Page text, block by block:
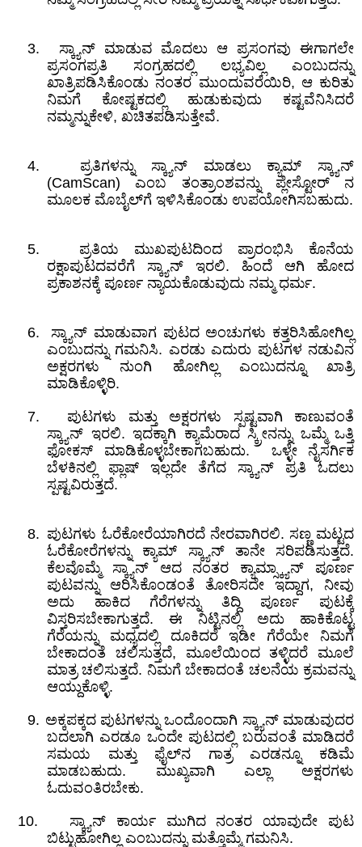
3. ಸ್ಕ್ಯಾನ್‌ ಮಾಡುವ ಮೊದಲು ಆ ಪ್ರಸಂಗವು ಈಗಾಗಲೇ
ಪ್ರಸಂಗಪ್ರತಿ ಸಂಗ್ರಹದಲ್ಲಿ ಲಭ್ಯವಿಲ್ಲ ಎಂಬುದನ್ನು
ಖಾತ್ರಿಪಡಿಸಿಕೊಂಡು ನಂತರ ಮುಂದುವರೆಯಿರಿ, ಆ ಕುರಿತು
ನಿಮಗೆ ಕೋಷ್ಟಕದಲ್ಲಿ ಹುಡುಕುವುದು ಕಷ್ಟವೆನಿಸಿದರೆ
ನಮ್ಮನ್ನುಕೇಳಿ, ಖಚಿತಪಡಿಸುತ್ತೇವೆ.
4. ಪ್ರತಿಗಳನ್ನು ಸ್ಕ್ಯಾನ್‌ ಮಾಡಲು ಕ್ಯಾಮ್ ಸ್ಕ್ಯಾನ್
(CamScan)ಎಂಬ ತಂತ್ರಾಂಶವನ್ನು ಪ್ಲೇಸ್ಟೋರ್‌ ನ
ಮೂಲಕ ಮೊಬೈಲ್ಗೆ ಇಳಿಸಿಕೊಂಡು ಉಪಯೋಗಿಸಬಹುದು.
5.
ಪ್ರತಿಯ ಮುಖಪುಟದಿಂದ ಪ್ರಾರಂಭಿಸಿ ಕೊನೆಯ
ರಕ್ಷಾಪುಟದವರೆಗೆ ಸ್ಕ್ಯಾನ್
ಇರಲಿ. ಹಿಂದೆ ಆಗಿ ಹೋದ
ಪ್ರಕಾಶನಕ್ಕೆ ಪೂರ್ಣ ನ್ಯಾಯಕೊಡುವುದು ನಮ್ಮ ಧರ್ಮ.
6. ಸ್ಕ್ಯಾನ್ ಮಾಡುವಾಗ ಪುಟದ ಅಂಚುಗಳು ಕತ್ತರಿಸಿಹೋಗಿಲ್ಲ
ಎಂಬುದನ್ನು ಗಮನಿಸಿ. ಎರಡು ಎದುರು ಪುಟಗಳ ನಡುವಿನ
ಅಕ್ಷರಗಳು ನುಂಗಿ ಹೋಗಿಲ್ಲ ಎಂಬುದನ್ನೂ ಖಾತ್ರಿ
ಮಾಡಿಕೊಳ್ಳಿರಿ.
7.
ಪುಟಗಳು ಮತ್ತು ಅಕ್ಷರಗಳು ಸ್ಪಷ್ಟವಾಗಿ ಕಾಣುವಂತೆ
ಸ್ಕ್ಯಾನ್ ಇರಲಿ. ಇದಕ್ಕಾಗಿ ಕ್ಯಾಮೆರಾದ ಸ್ಕ್ರೀನನ್ನು ಒಮ್ಮೆ ಒತ್ತಿ
ಫೋಕಸ್‌ ಮಾಡಿಕೊಳ್ಳಬೇಕಾಗಬಹುದು.
ಒಳ್ಳೇ ನೈಸರ್ಗಿಕ
ಬೆಳಕಿನಲ್ಲಿ ಫ್ಲಾಷ್‌ ಇಲ್ಲದೇ ತೆಗೆದ ಸ್ಕ್ಯಾನ್‌ ಪ್ರತಿ ಓದಲು
ಸ್ಪಷ್ಟವಿರುತ್ತದೆ.
8. ಪುಟಗಳು ಓರೆಕೋರೆಯಾಗಿರದೆ ನೇರವಾಗಿರಲಿ. ಸಣ್ಣ ಮಟ್ಟದ
ಓರೆಕೋರೆಗಳನ್ನು ಕ್ಯಾಮ್‌ ಸ್ಕ್ಯಾನ್‌ ತಾನೇ ಸರಿಪಡಿಸುತ್ತದೆ.
ಕೆಲವೊಮ್ಮೆ ಸ್ಕ್ಯಾನ್‌ ಆದ ನಂತರ ಕ್ಯಾಮ್ಸ್ಕ್ಯಾನ್‌ ಪೂರ್ಣ
ಪುಟವನ್ನು ಆರಿಸಿಕೊಂಡಂತೆ ತೋರಿಸದೇ ಇದ್ದಾಗ, ನೀವು
ಅದು ಹಾಕಿದ ಗೆರೆಗಳನ್ನು ತಿದ್ದಿ ಪೂರ್ಣ ಪುಟಕ್ಕೆ
ವಿಸ್ತರಿಸಬೇಕಾಗುತ್ತದೆ. ಈ ನಿಟ್ಟಿನಲ್ಲಿ ಅದು ಹಾಕಿಕೊಟ್ಟ
ಗೆರೆಯನ್ನು ಮಧ್ಯದಲ್ಲಿ ದೂಕಿದರೆ ಇಡೀ ಗೆರೆಯೇ ನಿಮಗೆ
ಬೇಕಾದಂತೆ ಚಲಿಸುತ್ತದೆ, ಮೂಲೆಯಿಂದ ತಳ್ಳಿದರೆ ಮೂಲೆ
ಮಾತ್ರ ಚಲಿಸುತ್ತದೆ. ನಿಮಗೆ ಬೇಕಾದಂತೆ ಚಲನೆಯ ಕ್ರಮವನ್ನು
ಆಯ್ದುಕೊಳ್ಳಿ.
9. ಅಕ್ಕಪಕ್ಕದ ಪುಟಗಳನ್ನು ಒಂದೊಂದಾಗಿ ಸ್ಕ್ಯಾನ್‌ ಮಾಡುವುದರ
ಬದಲಾಗಿ ಎರಡೂ ಒಂದೇ ಪುಟದಲ್ಲಿ ಬರುವಂತೆ ಮಾಡಿದರೆ
ಸಮಯ ಮತ್ತು ಫೈಲ್ನ ಗಾತ್ರ ಎರಡನ್ನೂ ಕಡಿಮೆ
ಮಾಡಬಹುದು. ಮುಖ್ಯವಾಗಿ ಎಲ್ಲಾ ಅಕ್ಷರಗಳು
ಓದುವಂತಿರಬೇಕು.
10. ಸ್ಕ್ಯಾನ್
ಕಾರ್ಯ ಮುಗಿದ ನಂತರ ಯಾವುದೇ ಪುಟ
ಬಿಟ್ಟುಹೋಗಿಲ್ಲ ಎಂಬುದನ್ನು ಮತ್ತೊಮ್ಮೆ ಗಮನಿಸಿ.